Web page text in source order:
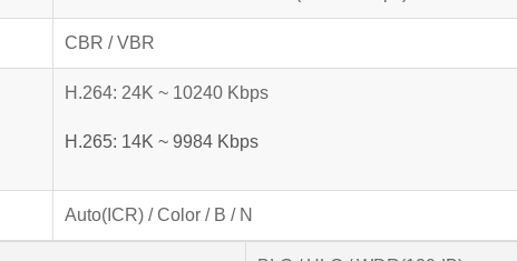
CBR / VBR
H.264: 24K ~ 10240 Kbps
H.265: 14K ~ 9984 Kbps
Auto(ICR) / Color / B / N